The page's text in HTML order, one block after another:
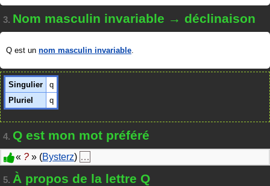
3. Nom masculin invariable → déclinaison
Q est un nom masculin invariable.
Singulier
q
Pluriel
q
4. Q est mon mot préféré
« ? » (Bysterz) …
5. À propos de la lettre Q